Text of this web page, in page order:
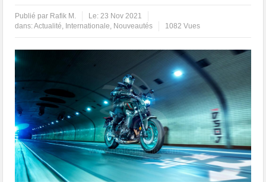
Publié par Rafik M. Le:23 Nov 2021
dans:Actualité, Internationale, Nouveautés 1082 Vues